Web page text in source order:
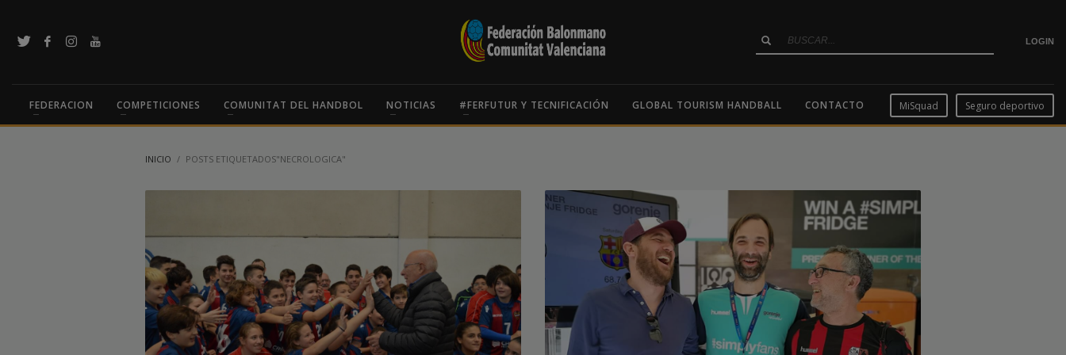
LOGIN
FEDERACION COMPETICIONES COMUNITAT DEL HANDBOL NOTICIAS #FERFUTUR Y TECNIFICACIÓN GLOBAL TOURISM HANDBALL CONTACTO MiSquad Seguro deportivo
INICIO POSTS ETIQUETADOS"NECROLOGICA"